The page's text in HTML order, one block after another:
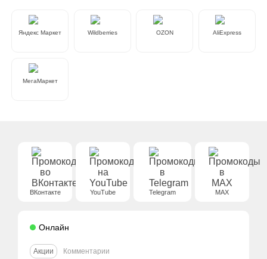
Яндекс Маркет Wildberries OZON AliExpress
МегаМаркет
ВКонтакте YouTube Telegram MAX
Онлайн
Акции Комментарии